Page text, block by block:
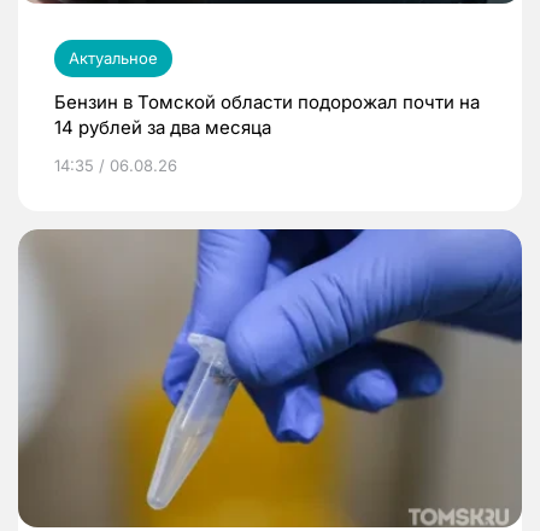
Актуальное
Бензин в Томской области подорожал почти на
14 рублей за два месяца
14:35 / 06.08.26